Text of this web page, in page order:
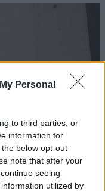
Personal
to third parties, or
information for
below opt-out
note that after your
seeing
utilized by
υποκλοπών με